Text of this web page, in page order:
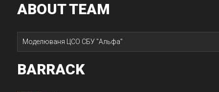
ABOUT TEAM
Моделюваня ЦСО СБУ "Альфа"
BARRACK